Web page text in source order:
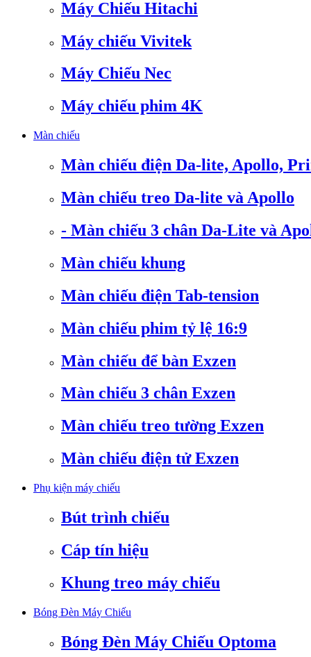
Máy Chiếu Hitachi
Máy chiếu Vivitek
Máy Chiếu Nec
Máy chiếu phim 4K
Màn chiếu
Màn chiếu điện Da-lite, Apollo,
Màn chiếu treo Da-lite và Apollo
- Màn chiếu 3 chân Da-Lite và
Màn chiếu khung
Màn chiếu điện Tab-tension
Màn chiếu phim tỷ lệ 16:9
Màn chiếu để bàn Exzen
Màn chiếu 3 chân Exzen
Màn chiếu treo tường Exzen
Màn chiếu điện tử Exzen
Phụ kiện máy chiếu
Bút trình chiếu
Cáp tín hiệu
Khung treo máy chiếu
Bóng Đèn Máy Chiếu
Bóng Đèn Máy Chiếu Optoma